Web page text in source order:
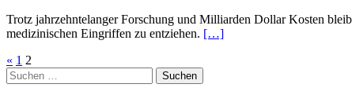
Trotz jahrzehntelanger Forschung und Milliarden Dollar Kosten
medizinischen Eingriffen zu entziehen. […]
Seitennummerierung
der
« 1 2
Suchen
nach: